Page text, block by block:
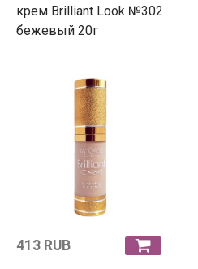
крем Brilliant Look №302
бежевый 20г
413 RUB